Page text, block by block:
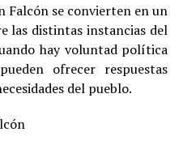
Falcón se convierten en un
las distintas instancias del
hay voluntad política
ofrecer respuestas
del pueblo.